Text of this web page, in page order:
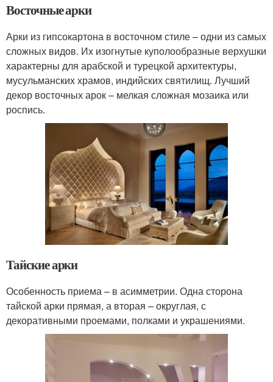
Восточные арки
Арки из гипсокартона в восточном стиле – одни из самых
сложных видов. Их изогнутые куполообразные верхушки
характерны для арабской и турецкой архитектуры,
мусульманских храмов, индийских святилищ. Лучший
декор восточных арок – мелкая сложная мозаика или
роспись.
Тайские арки
Особенность приема – в асимметрии. Одна сторона
тайской арки прямая, а вторая – округлая, с
декоративными проемами, полками и украшениями.